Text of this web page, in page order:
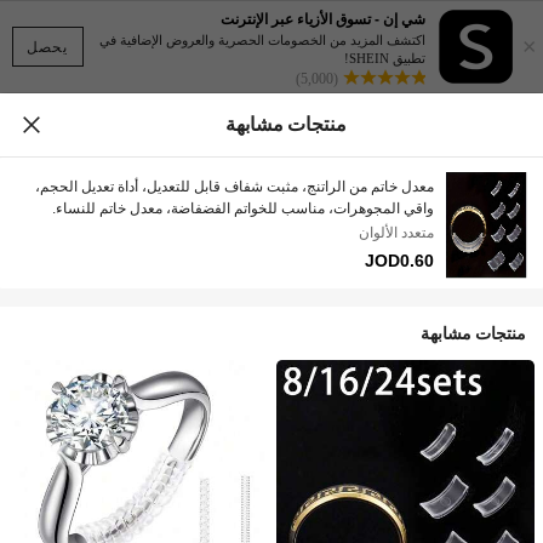
يحصل ×
شي إن - تسوق الأزياء عبر الإنترنت
اكتشف المزيد من الخصومات الحصرية والعروض الإضافية في
تطبيق SHEIN!
(5,000)
منتجات مشابهة
معدل خاتم من الراتنج، مثبت شفاف قابل للتعديل، أداة تعديل الحجم،
واقي المجوهرات، مناسب للخواتم الفضفاضة، معدل خاتم للنساء.
متعدد الألوان
JOD0.60
منتجات مشابهة